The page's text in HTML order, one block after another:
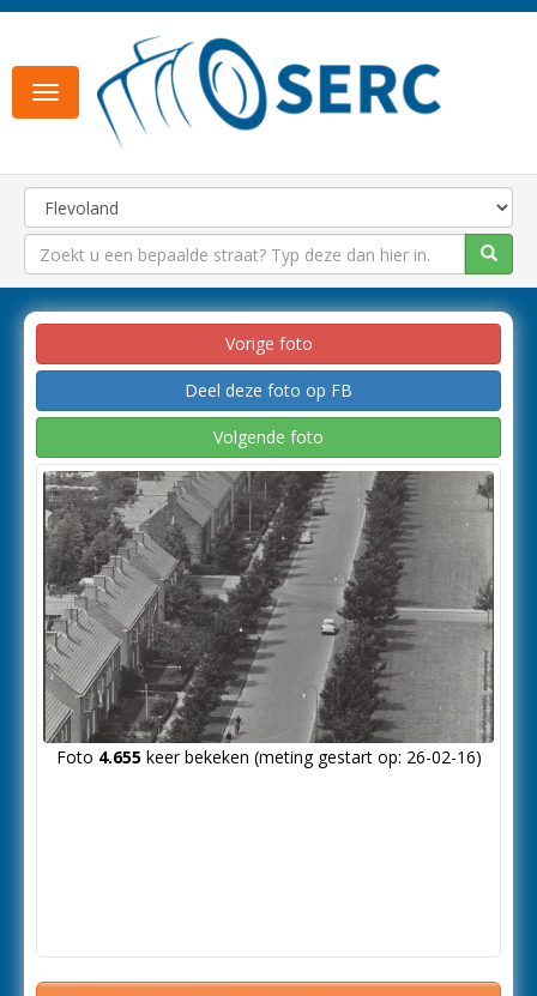
Toggle
navigation
Vorige foto
Deel deze foto op FB
Volgende foto
Foto 4.655keer bekeken (meting gestart op: 26-02-16)